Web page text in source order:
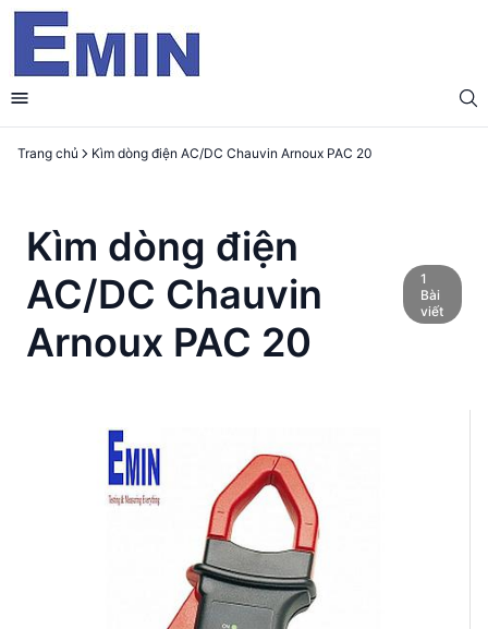
Trang chủ Kìm dòng điện AC/DC Chauvin Arnoux PAC 20
Kìm dòng điện
AC/DC Chauvin
Arnoux PAC 20
1
Bài
viết